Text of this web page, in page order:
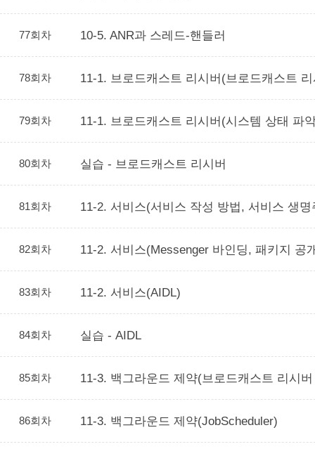
77회차 10-5. ANR과 스레드-핸들러
78회차 11-1. 브로드캐스트 리시버(브로드캐스트
79회차 11-1. 브로드캐스트 리시버(시스템 상태 파
80회차 실습 - 브로드캐스트 리시버
81회차 11-2. 서비스(서비스 작성 방법, 서비스 생명
82회차 11-2. 서비스(Messenger 바인딩, 패키지 공
83회차 11-2. 서비스(AIDL)
84회차 실습 - AIDL
85회차 11-3. 백그라운드 제약(브로드캐스트 리시
86회차 11-3. 백그라운드 제약(JobScheduler)